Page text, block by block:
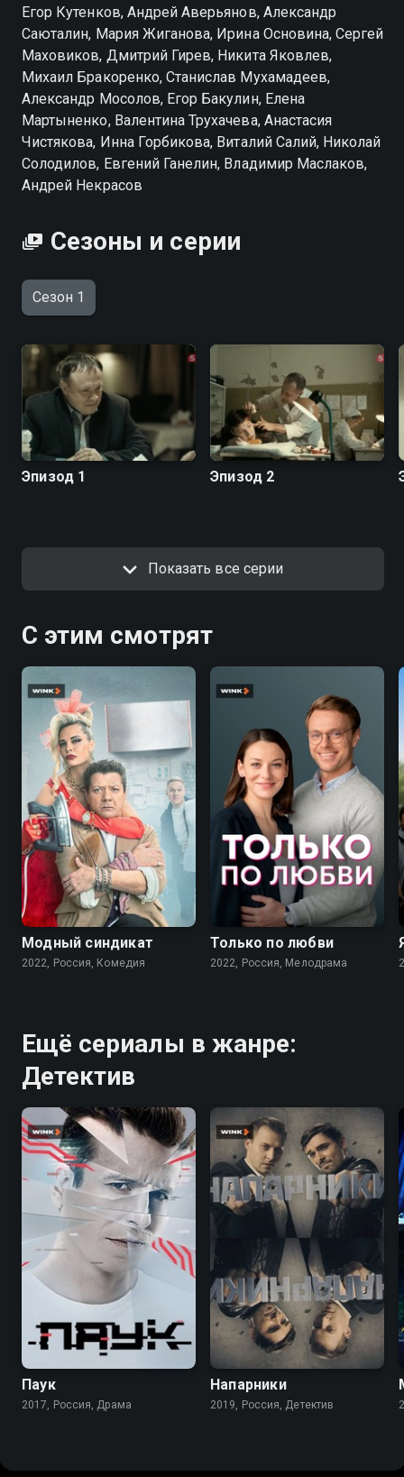
Посмотреть онлайн 1 сезон сериала Белая стрела.
Возмездие вы можете совершенно бесплатно в
хорошем HD качестве на Смотрёшке
Егор Кутенков, Андрей Аверьянов, Александр
Саюталин, Мария Жиганова, Ирина Основина, Сергей
Маховиков, Дмитрий Гирев, Никита Яковлев,
Михаил Бракоренко, Станислав Мухамадеев,
Александр Мосолов, Егор Бакулин, Елена
Мартыненко, Валентина Трухачева, Анастасия
Чистякова, Инна Горбикова, Виталий Салий, Николай
Солодилов, Евгений Ганелин, Владимир Маслаков,
Андрей Некрасов
Сезоны и серии
Сезон 1
Эпизод 1 Эпизод 2
Показать все серии
С этим смотрят
7.6
Модный синдикат
2022, Россия, Комедия
Только по любви
2022, Россия, Мелодрама
Ещё сериалы в жанре:
Детектив
7.1
Паук
2017, Россия, Драма
5.8
Напарники
2019, Россия, Детектив